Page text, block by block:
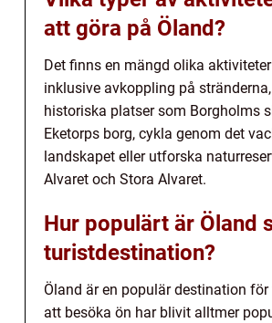
att göra på Öland?
Det finns en mängd olika
inklusive avkoppling på
historiska platser som Borgholms
Eketorps borg, cykla genom det
landskapet eller utforska
Alvaret och Stora Alvaret.
Hur populärt är Öland
turistdestination?
Öland är en populär destination för
att besöka ön har blivit alltmer